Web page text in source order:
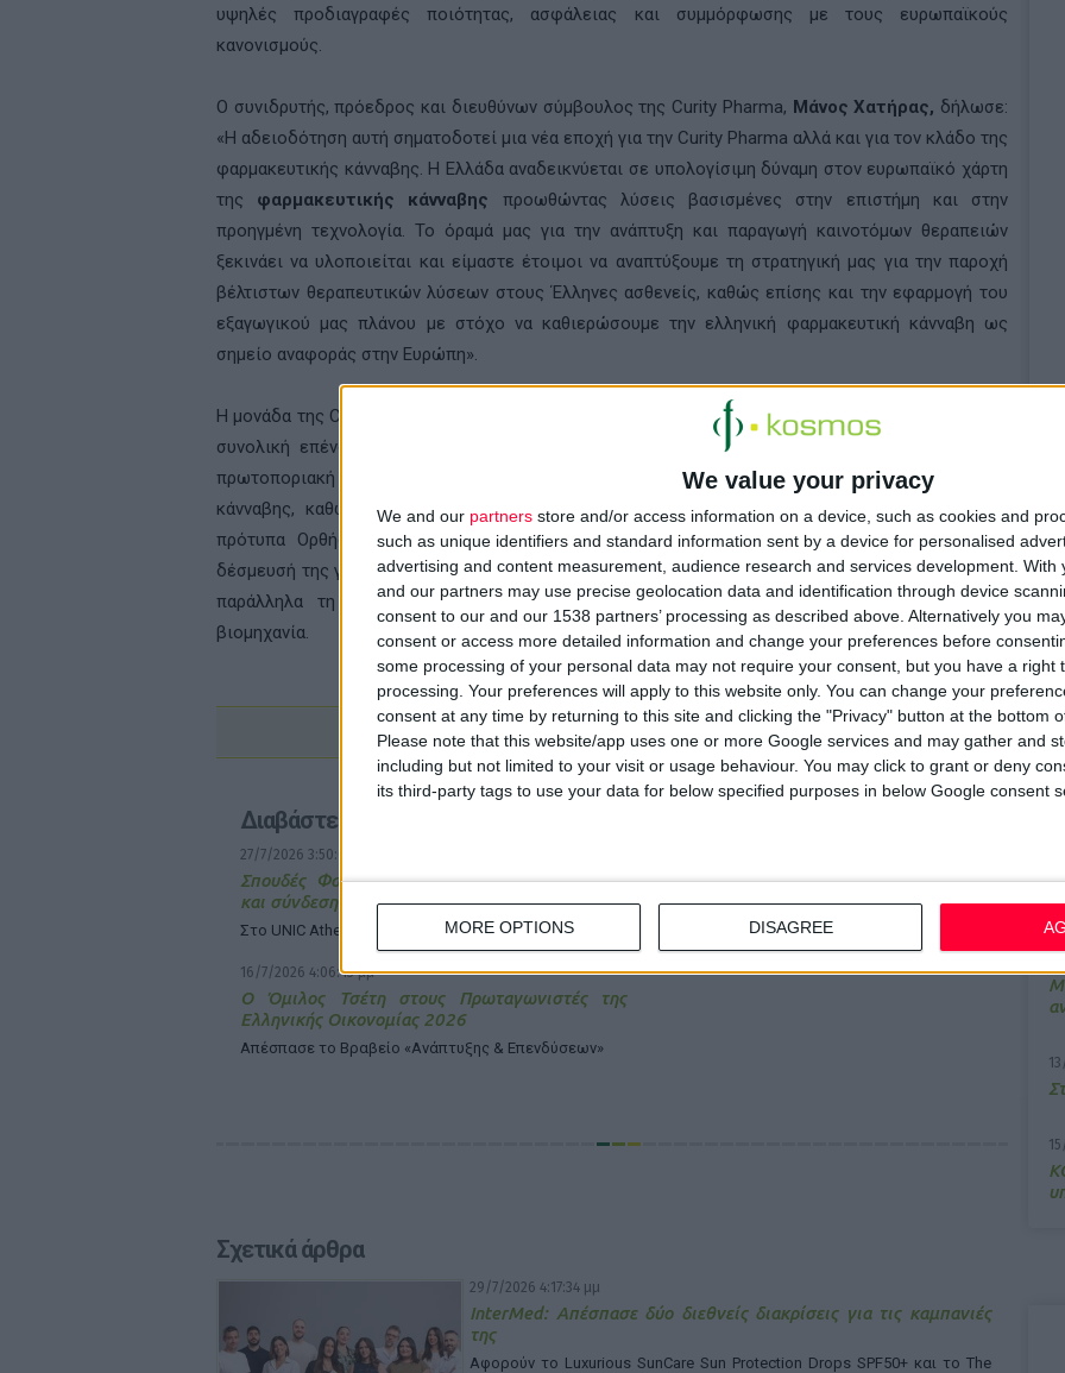
We value your privacy
We and our partners store and/or access information on a device, such as cookies and
such as unique identifiers and standard information sent by a device for personalised
advertising and content measurement, audience research and services development. With
and our partners may use precise geolocation data and identification through device
consent to our and our 1538 partners’ processing as described above. Alternatively you
consent or access more detailed information and change your preferences before
some processing of your personal data may not require your consent, but you have a right
processing. Your preferences will apply to this website only. You can change your
consent at any time by returning to this site and clicking the "Privacy" button at the bottom
Please note that this website/app uses one or more Google services and may gather and
including but not limited to your visit or usage behaviour. You may click to grant or deny
its third-party tags to use your data for below specified purposes in below Google consent
MORE OPTIONS DISAGREE
υψηλές προδιαγραφές ποιότητας, ασφάλειας και συμμόρφωσης με τους ευρωπαϊκούς
κανονισμούς.
Ο συνιδρυτής, πρόεδρος και διευθύνων σύμβουλος της Curity Pharma, Μάνος Χατήρας, δήλωσε:
«Η αδειοδότηση αυτή σηματοδοτεί μια νέα εποχή για την Curity Pharma αλλά και για τον κλάδο της
φαρμακευτικής κάνναβης. Η Ελλάδα αναδεικνύεται σε υπολογίσιμη δύναμη στον ευρωπαϊκό χάρτη
της φαρμακευτικής κάνναβης προωθώντας λύσεις βασισμένες στην επιστήμη και στην
προηγμένη τεχνολογία. Το όραμά μας για την ανάπτυξη και παραγωγή καινοτόμων θεραπειών
ξεκινάει να υλοποιείται και είμαστε έτοιμοι να αναπτύξουμε τη στρατηγική μας για την παροχή
βέλτιστων θεραπευτικών λύσεων στους Έλληνες ασθενείς, καθώς επίσης και την εφαρμογή του
εξαγωγικού μας πλάνου με στόχο να καθιερώσουμε την ελληνική φαρμακευτική κάνναβη ως
σημείο αναφοράς στην Ευρώπη».
Η μονάδα της Curity Pharma εκτείνεται σε 67.000 τ.μ. στη Βιομηχανική Περιοχή της Λάρισας,
συνολική επένδυση ύψους 20 εκατομμυρίων ευρώ. Οι εγκαταστάσεις της περιλαμβάνουν μία
πρωτοποριακή υβριδική θερμοκηπιακή μονάδα 5.000 τ.μ. για την καλλιέργεια φαρμακευτικής
κάνναβης, καθώς και μια παραγωγική μονάδα 1.800 τ.μ., η οποία λειτουργεί σύμφωνα με τα
πρότυπα Ορθής Παρασκευαστικής Πρακτικής (GMP). Η Curity Pharma παραμένει πιστή στη
δέσμευσή της για τη διάθεση ασφαλών και αποτελεσματικών θεραπευτικών λύσεων, ενισχύοντας
παράλληλα τη θέση της Ελλάδας ως σημαντικού κόμβου στην ευρωπαϊκή φαρμακευτική
βιομηχανία.
Διαβάστε επίσης
27/7/2026 3:50:04 μμ
Σπουδές Φαρμακευτικής με διεθνή προοπτική
και σύνδεση με το μέλλον της υγείας
Στο UNIC Athens
16/7/2026 4:06:43 μμ
Ο Όμιλος Τσέτη στους Πρωταγωνιστές της
Ελληνικής Οικονομίας 2026
Απέσπασε το Βραβείο «Ανάπτυξης & Επενδύσεων»
Σχετικά άρθρα
29/7/2026 4:17:34 μμ
InterMed: Απέσπασε δύο διεθνείς διακρίσεις για τις καμπανιές
της
Αφορούν το Luxurious SunCare Sun Protection Drops SPF50+ και το The